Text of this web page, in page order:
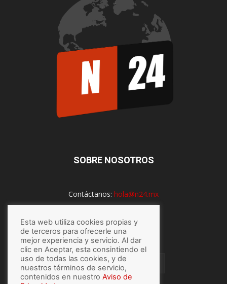
SOBRE NOSOTROS
Contáctanos: hola@n24.mx
SÍGUENOS
Esta web utiliza cookies propias y
de terceros para ofrecerle una
mejor experiencia y servicio. Al dar
clic en Aceptar, esta consintiendo el
uso de todas las cookies, y de
nuestros términos de servicio,
contenidos en nuestro Aviso de